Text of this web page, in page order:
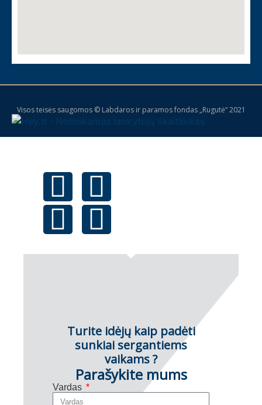
Visos teisės saugomos © Labdaros ir paramos fondas „Rugutė“ 2021
Turite idėjų kaip padėti
sunkiai sergantiems
vaikams ?
Parašykite mums
Vardas